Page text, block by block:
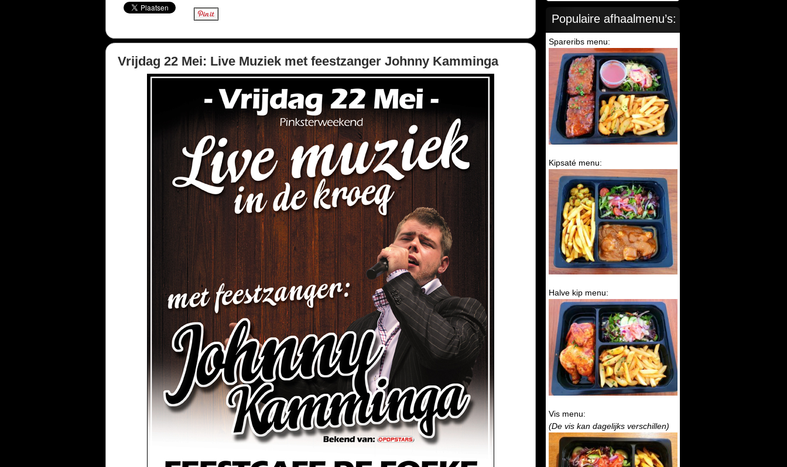
Vrijdag 22 Mei: Live Muziek met feestzanger Johnny Kamminga
Populaire afhaalmenu’s:
Spareribs menu:
Kipsaté menu:
Halve kip menu:
Vis menu:
(De vis kan dagelijks verschillen)